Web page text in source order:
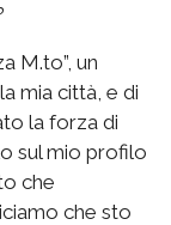
M.to”, un
mia città, e di
la forza di
sul mio profilo
che
che sto